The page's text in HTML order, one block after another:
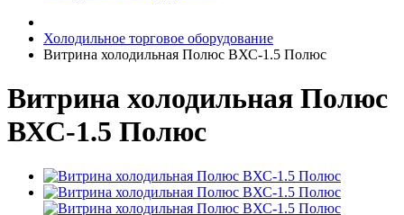
Холодильное торговое оборудование
Витрина холодильная Полюс ВХС-1.5 Полюс
Витрина холодильная Полюс
ВХС-1.5 Полюс